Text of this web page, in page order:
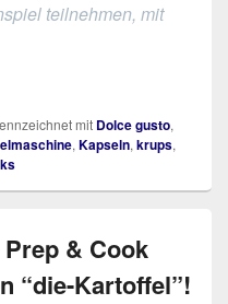
teilnehmen, mit
mit Dolce gusto,
, Kapseln, krups,
& Cook
“die-Kartoffel”!